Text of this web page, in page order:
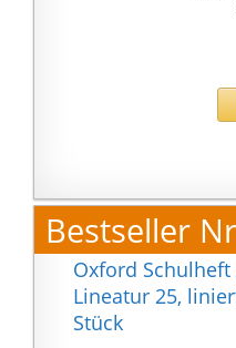
sind
10er
aus
Bestseller
Oxford Schulheft
Lineatur 25,
Stück